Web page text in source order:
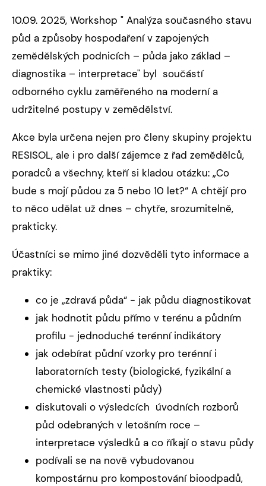
10.09. 2025, Workshop " Analýza současného stavu
půd a způsoby hospodaření v zapojených
zemědělských podnicích – půda jako základ –
diagnostika – interpretace" byl součástí
odborného cyklu zaměřeného na moderní a
udržitelné postupy v zemědělství.
Akce byla určena nejen pro členy skupiny projektu
RESISOL, ale i pro další zájemce z řad zemědělců,
poradců a všechny, kteří si kladou otázku: „Co
bude s mojí půdou za 5 nebo 10 let?“ A chtějí pro
to něco udělat už dnes – chytře, srozumitelně,
prakticky.
Účastníci se mimo jiné dozvěděli tyto informace a
praktiky:
co je „zdravá půda“ - jak půdu diagnostikovat
jak hodnotit půdu přímo v terénu a půdním
profilu - jednoduché terénní indikátory
jak odebírat půdní vzorky pro terénní i
laboratorních testy (biologické, fyzikální a
chemické vlastnosti půdy)
diskutovali o výsledcích úvodních rozborů
půd odebraných v letošním roce –
interpretace výsledků a co říkají o stavu půdy
podívali se na nově vybudovanou
kompostárnu pro kompostování bioodpadů,